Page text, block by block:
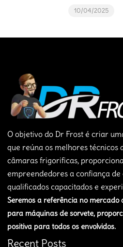
10/04/2025
O objetivo do Dr Frost é criar
que reúna os melhores técnicos
câmaras frigorificas,
empreendedores a confiança
qualificados capacitados e
Seremos a referência no mercado
para máquinas de sorvete,
positiva para todos os envolvidos.
Recent Posts